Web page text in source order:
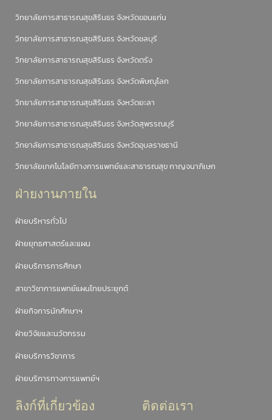
วิทยาลัยการสาธารณสุขสิรินธร จังหวัดขอนแก่น
วิทยาลัยการสาธารณสุขสิรินธร จังหวัดชลบุรี
วิทยาลัยการสาธารณสุขสิรินธร จังหวัดตรัง
วิทยาลัยการสาธารณสุขสิรินธร จังหวัดพิษณุโลก
วิทยาลัยการสาธารณสุขสิรินธร จังหวัดยะลา
วิทยาลัยการสาธารณสุขสิรินธร จังหวัดสุพรรณบุรี
วิทยาลัยการสาธารณสุขสิรินธร จังหวัดอุบลราชธานี
วิทยาลัยเทคโนโลยีทางการแพทย์และสาธารณสุข กาญจนาภิเษก
ฝ่ายงานภายใน
ฝ่ายบริหารทั่วไป
ฝ่ายยุทธศาสตร์และแผน
ฝ่ายบริการการศึกษา
สาขาวิชาการแพทย์แผนไทยประยุกต์
ฝ่ายกิจการนักศึกษาฯ
ฝ่ายวิจัยและนวัตกรรม
ฝ่ายบริการวิชาการ
ฝ่ายบริการทางการแพทย์ฯ
ลิงก์ที่เกี่ยวข้อง ติดต่อเรา